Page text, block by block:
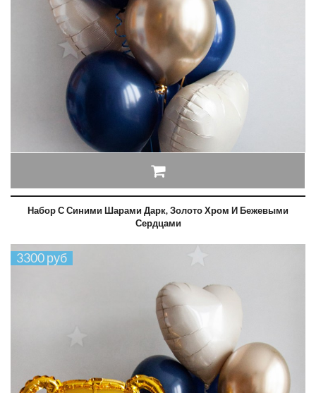
Набор С Синими Шарами Дарк, Золото Хром И Бежевыми
Сердцами
3300 руб